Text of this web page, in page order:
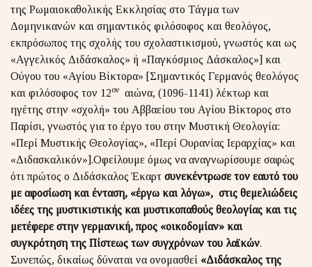
της Ρωμαιοκαθολικής Εκκλησίας στο Τάγμα των
Δομηνικανών και σημαντικός φιλόσοφος και θεολόγος,
εκπρόσωπος της σχολής του σχολαστικισμού, γνωστός και ως
«Αγγελικός Διδάσκαλος» ή «Παγκόσμιος Δάσκαλος»] και
Ούγου του «Αγίου Βίκτορα» [Σημαντικός Γερμανός θεολόγος
και φιλόσοφος τον 12ον αιώνα, (1096-1141) λέκτωρ και
ηγέτης στην «σχολή» του Αββαείου του Αγίου Βίκτορος στο
Παρίσι, γνωστός για το έργο του στην Μυστική Θεολογία:
«Περί Μυστικής Θεολογίας», «Περί Ουρανίας Ιεραρχίας» και
«Διδασκαλικόν»].Οφείλουμε όμως να αναγνωρίσουμε σαφώς
ότι πρώτος ο Διδάσκαλος Έκαρτ συνεκέντρωσε τον εαυτό του
με αφοσίωση και ένταση, «έργω και λόγω», στις θεμελιώδεις
ιδέες της μυστικιστικής και μυστικοπαθούς θεολογίας και τις
μετέφερε στην γερμανική, προς «οικοδομίαν» και
συγκρότηση της Πίστεως των συγχρόνων του λαϊκών.
Συνεπώς, δικαίως δύναται να ονομασθεί «Διδάσκαλος της